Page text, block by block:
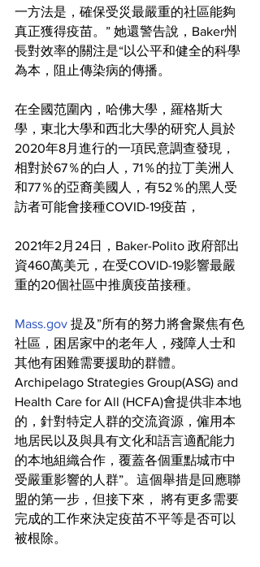
一方法是，確保受災最嚴重的社區能夠
真正獲得疫苗。” 她還警告說，Baker州
長對效率的關注是“以公平和健全的科學
為本，阻止傳染病的傳播。
在全國范圍內，哈佛大學，羅格斯大
學，東北大學和西北大學的研究人員於
2020年8月進行的一項民意調查發現，
相對於67％的白人，71％的拉丁美洲人
和77％的亞裔美國人，有52％的黑人受
訪者可能會接種COVID-19疫苗，
2021年2月24日，Baker-Polito 政府部出
資460萬美元，在受COVID-19影響最嚴
重的20個社區中推廣疫苗接種。
Mass.gov 提及”所有的努力將會聚焦有色
社區，困居家中的老年人，殘障人士和
其他有困難需要援助的群體。
Archipelago Strategies Group(ASG) and
Health Care for All (HCFA)會提供非本地
的，針對特定人群的交流資源，僱用本
地居民以及與具有文化和語言適配能力
的本地組織合作，覆蓋各個重點城市中
受嚴重影響的人群”。這個舉措是回應聯
盟的第一步，但接下來， 將有更多需要
完成的工作來決定疫苗不平等是否可以
被根除。